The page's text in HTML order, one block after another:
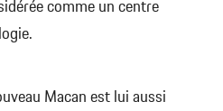
comme un centre
Macan est lui aussi